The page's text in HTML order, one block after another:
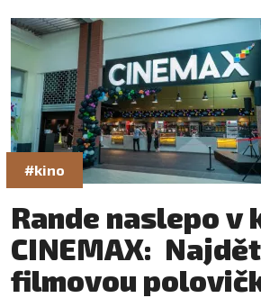
#kino
Rande naslepo v
CINEMAX:
filmovou